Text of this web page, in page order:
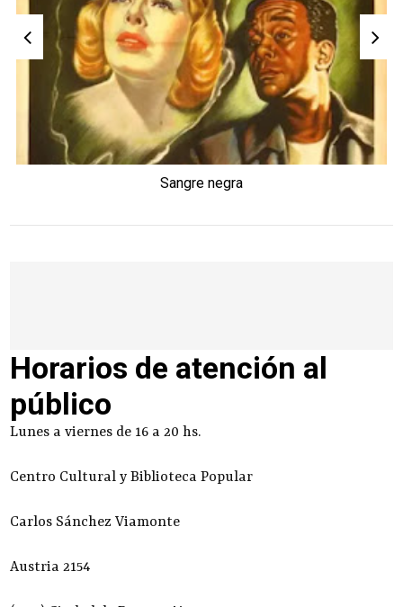
Sangre negra
Horarios de atención al
público
Lunes a viernes de 16 a 20 hs.
Centro Cultural y Biblioteca Popular
Carlos Sánchez Viamonte
Austria 2154